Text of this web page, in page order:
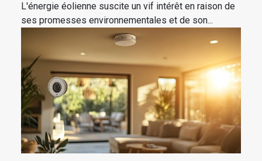
L'énergie éolienne suscite un vif intérêt en raison de
ses promesses environnementales et de son...